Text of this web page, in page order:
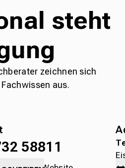
steht
zeichnen sich
aus.
58811